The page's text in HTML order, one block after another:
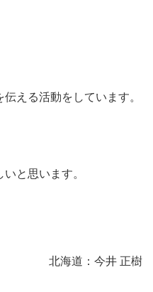
える活動をしています。
と思います。
北海道：今井 正樹